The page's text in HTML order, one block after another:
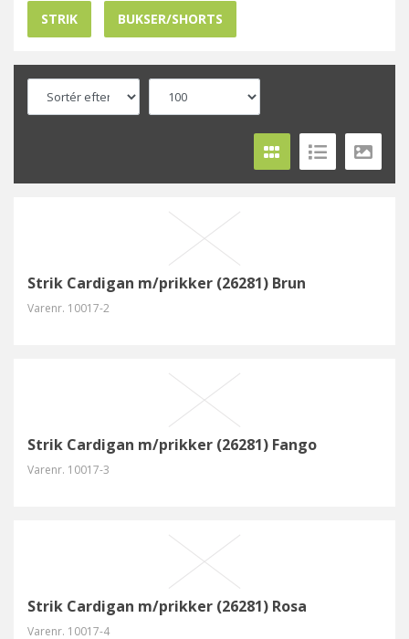
STRIK BUKSER/SHORTS
Strik Cardigan m/prikker (26281) Brun
Varenr. 10017-2
Strik Cardigan m/prikker (26281) Fango
Varenr. 10017-3
Strik Cardigan m/prikker (26281) Rosa
Varenr. 10017-4